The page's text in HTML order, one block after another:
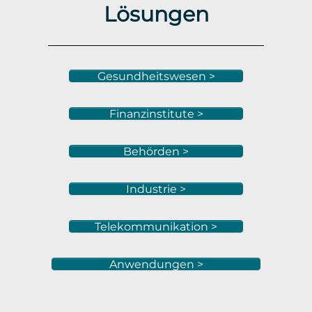
Lösungen
Gesundheitswesen >
Finanzinstitute >
Behörden >
Industrie >
Telekommunikation >
Anwendungen >